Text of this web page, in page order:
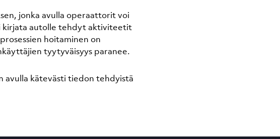
jonka avulla operaattorit voi
kirjata autolle tehdyt aktiviteetit
hoitaminen on
tyytyväisyys paranee.
avulla kätevästi tiedon tehdyistä